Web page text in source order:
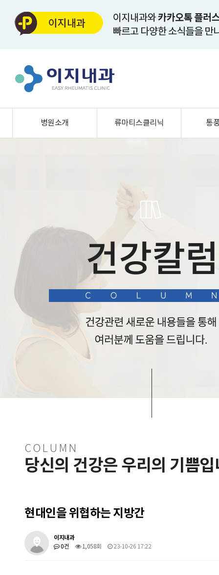
병원소개 류마티스클리닉 통
COLUMN
당신의 건강은 우리의 기쁨
현대인을 위협하는 지방간
이지내과
0건 1,058회 23-10-26 17:22